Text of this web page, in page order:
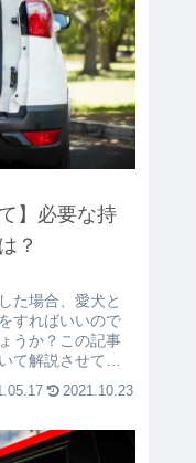
】必要な持
？
た場合、愛犬と
すればいいので
うか？この記事
て解説させてい
2021.10.23